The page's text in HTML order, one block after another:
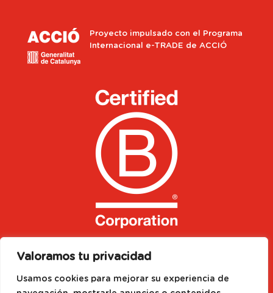
Valoramos tu privacidad
Usamos cookies para mejorar su experiencia de
Proyecto impulsado con el Programa
Internacional e-TRADE de ACCIÓ